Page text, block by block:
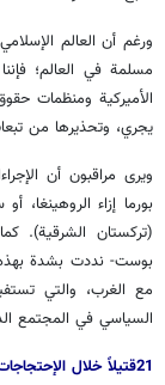
ورغم أن العالم
مسلمة في العالم؛
الأميركية ومنظمات
يجري، وتحذيرها من
ويرى مراقبون أن
بورما إزاء
(تركستان الشرقية).
بوست- نددت بشدة بهذه
مع الغرب، والتي
السياسي في المجتمع
21قتيلاً خلال الإحتجاجات